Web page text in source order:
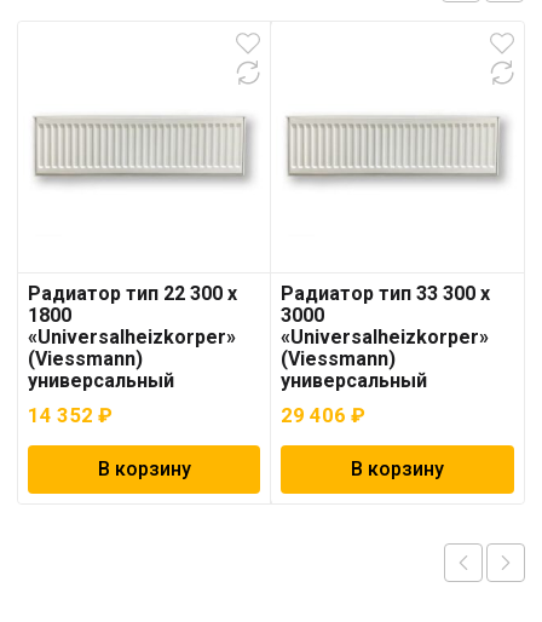
Радиатор тип 22 300 x
1800
«Universalheizkorper»
(Viessmann)
универсальный
14 352 ₽
В корзину
Радиатор тип 33 300 x
3000
«Universalheizkorper»
(Viessmann)
универсальный
29 406₽
В корзину